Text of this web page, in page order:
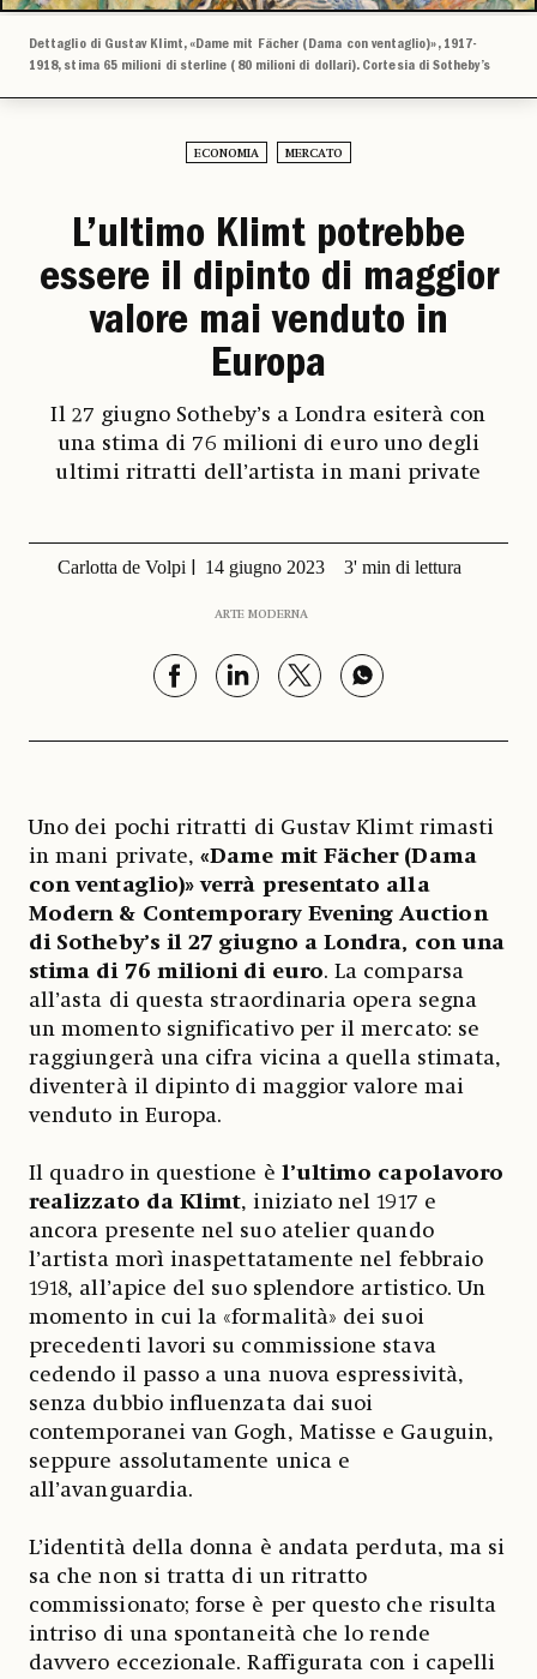
Dettaglio di Gustav Klimt, «Dame mit Fächer (Dama con ventaglio)», 1917-
1918, stima 65 milioni di sterline (80 milioni di dollari). Cortesia di Sotheby’s
ECONOMIA MERCATO
L’ultimo Klimt potrebbe
essere il dipinto di maggior
valore mai venduto in
Europa
Il 27 giugno Sotheby’s a Londra esiterà con
una stima di 76 milioni di euro uno degli
ultimi ritratti dell’artista in mani private
Carlotta de Volpi 14 giugno 2023 3' min di lettura
ARTE MODERNA
Uno dei pochi ritratti di Gustav Klimt rimasti
in mani private,«Dame mit Fächer (Dama
con ventaglio)» verrà presentato alla
Modern & Contemporary Evening Auction
di Sotheby’s il 27 giugno a Londra, con una
stima di 76 milioni di euro. La comparsa
all’asta di questa straordinaria opera segna
un momento significativo per il mercato: se
raggiungerà una cifra vicina a quella stimata,
diventerà il dipinto di maggior valore mai
venduto in Europa.
Il quadro in questione è l’ultimo capolavoro
realizzato da Klimt, iniziato nel 1917 e
ancora presente nel suo atelier quando
l’artista morì inaspettatamente nel febbraio
1918, all’apice del suo splendore artistico. Un
momento in cui la «formalità» dei suoi
precedenti lavori su commissione stava
cedendo il passo a una nuova espressività,
senza dubbio influenzata dai suoi
contemporanei van Gogh, Matisse e Gauguin,
seppure assolutamente unica e
all’avanguardia.
L’identità della donna è andata perduta, ma si
sa che non si tratta di un ritratto
commissionato; forse è per questo che risulta
intriso di una spontaneità che lo rende
davvero eccezionale. Raffigurata con i capelli